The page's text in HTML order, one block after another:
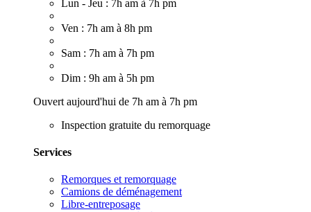
Lun - Jeu : 7h am à 7h pm
Ven : 7h am à 8h pm
Sam : 7h am à 7h pm
Dim : 9h am à 5h pm
Ouvert aujourd'hui de 7h am à 7h pm
Inspection gratuite du remorquage
Services
Remorques et remorquage
Camions de déménagement
Libre-entreposage